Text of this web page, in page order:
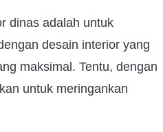
dinas adalah untuk
desain interior yang
maksimal. Tentu, dengan
untuk meringankan